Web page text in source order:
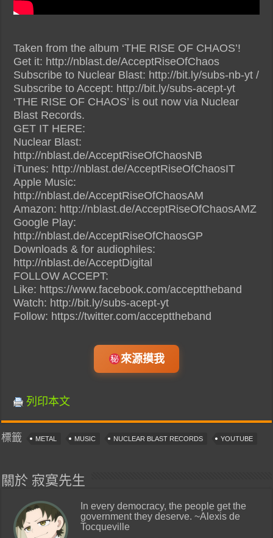
Taken from the album ‘THE RISE OF CHAOS’!
Get it: http://nblast.de/AcceptRiseOfChaos
Subscribe to Nuclear Blast: http://bit.ly/subs-nb-yt /
Subscribe to Accept: http://bit.ly/subs-acept-yt
‘THE RISE OF CHAOS’ is out now via Nuclear
Blast Records.
GET IT HERE:
Nuclear Blast:
http://nblast.de/AcceptRiseOfChaosNB
iTunes: http://nblast.de/AcceptRiseOfChaosIT
Apple Music:
http://nblast.de/AcceptRiseOfChaosAM
Amazon: http://nblast.de/AcceptRiseOfChaosAMZ
Google Play:
http://nblast.de/AcceptRiseOfChaosGP
Downloads & for audiophiles:
http://nblast.de/AcceptDigital
FOLLOW ACCEPT:
Like: https://www.facebook.com/accepttheband
Watch: http://bit.ly/subs-acept-yt
Follow: https://twitter.com/accepttheband
來源摸我
列印本文
標籤 METAL MUSIC NUCLEAR BLAST RECORDS YOUTUBE
關於 寂寞先生
In every democracy, the people get the
government they deserve. ~Alexis de
Tocqueville